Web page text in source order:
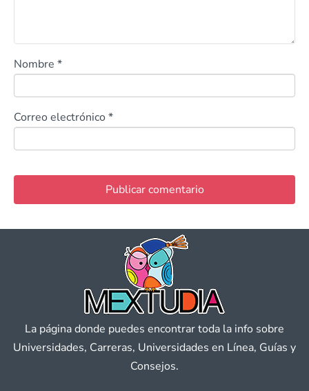
Nombre *
Correo electrónico *
La página donde puedes encontrar toda la info sobre
Universidades, Carreras, Universidades en Línea, Guías y
Consejos.